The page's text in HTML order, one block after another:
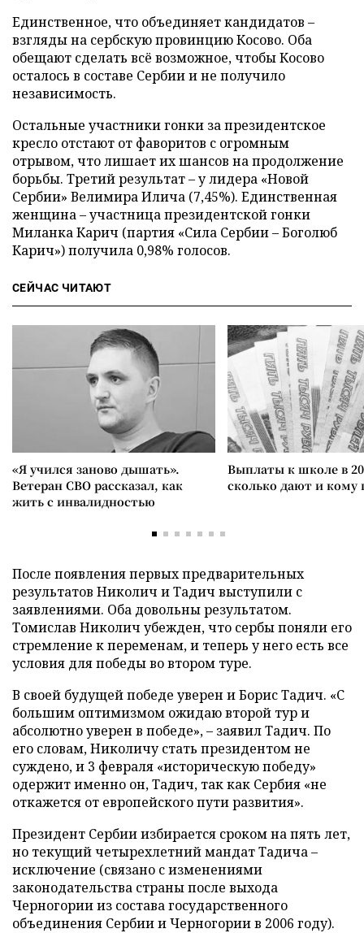
Единственное, что объединяет кандидатов –
взгляды на сербскую провинцию Косово. Оба
обещают сделать всё возможное, чтобы Косово
осталось в составе Сербии и не получило
независимость.
Остальные участники гонки за президентское
кресло отстают от фаворитов с огромным
отрывом, что лишает их шансов на продолжение
борьбы. Третий результат – у лидера «Новой
Сербии» Велимира Илича (7,45%). Единственная
женщина – участница президентской гонки
Миланка Карич (партия «Сила Сербии – Боголюб
Карич») получила 0,98% голосов.
СЕЙЧАС ЧИТАЮТ
«Я учился заново дышать».
Ветеран СВО рассказал, как
жить с инвалидностью
Выплаты к школе в
сколько дают и
После появления первых предварительных
результатов Николич и Тадич выступили с
заявлениями. Оба довольны результатом.
Томислав Николич убежден, что сербы поняли его
стремление к переменам, и теперь у него есть все
условия для победы во втором туре.
В своей будущей победе уверен и Борис Тадич. «С
большим оптимизмом ожидаю второй тур и
абсолютно уверен в победе», – заявил Тадич. По
его словам, Николичу стать президентом не
суждено, и 3 февраля «историческую победу»
одержит именно он, Тадич, так как Сербия «не
откажется от европейского пути развития».
Президент Сербии избирается сроком на пять лет,
но текущий четырехлетний мандат Тадича –
исключение (связано с изменениями
законодательства страны после выхода
Черногории из состава государственного
объединения Сербии и Черногории в 2006 году).